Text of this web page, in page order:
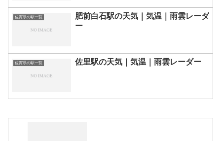
佐賀県の駅一覧
肥前白石駅の天気｜気温｜雨雲レーダ
ー
佐賀県の駅一覧 佐里駅の天気｜気温｜雨雲レーダー